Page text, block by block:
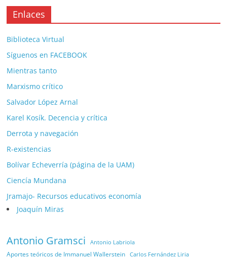
Enlaces
Biblioteca Virtual
Síguenos en FACEBOOK
Mientras tanto
Marxismo crítico
Salvador López Arnal
Karel Kosík. Decencia y crítica
Derrota y navegación
R-existencias
Bolívar Echeverría (página de la UAM)
Ciencía Mundana
Jramajo- Recursos educativos economía
Joaquín Miras
Antonio Gramsci Antonio Labriola
Aportes teóricos de Immanuel Wallerstein Carlos Fernández Liria